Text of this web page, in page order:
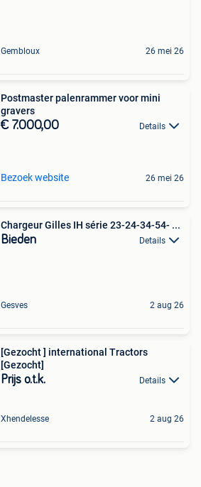
Gembloux 26 mei 26
Postmaster palenrammer voor mini
gravers
€ 7.000,00 Details
Bezoek website 26 mei 26
Chargeur Gilles IH série 23-24-34-54- ...
Bieden Details
Gesves 2 aug 26
[Gezocht ] international Tractors
[Gezocht]
Prijs o.t.k. Details
Xhendelesse 2 aug 26